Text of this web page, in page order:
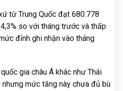
từ Trung Quốc đạt 680.778
so với tháng trước và thấp
đỉnh ghi nhận vào tháng
gia châu Á khác như Thái
nhưng mức tăng này chưa đủ bù